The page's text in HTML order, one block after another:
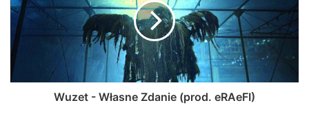
Wuzet - Własne Zdanie (prod. eRAeFI)